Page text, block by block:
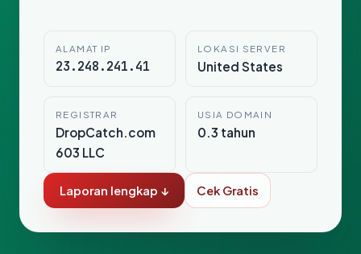
ALAMAT IP
23.248.241.41
LOKASI SERVER
United States
REGISTRAR
DropCatch.com
603 LLC
USIA DOMAIN
0.3 tahun
Laporan lengkap ↓ Cek Gratis